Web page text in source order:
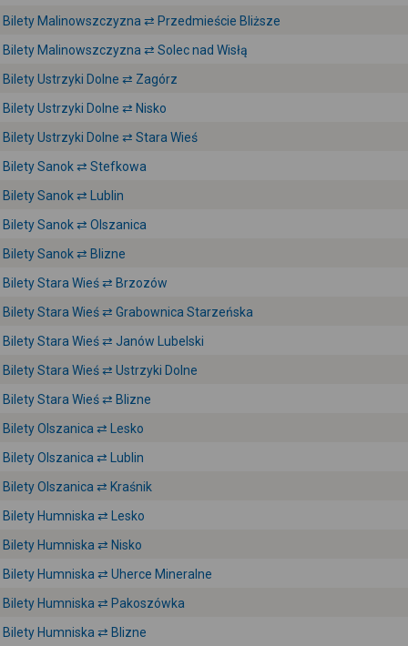
Bilety Malinowszczyzna ⇄ Przedmieście Bliższe
Bilety Malinowszczyzna ⇄ Solec nad Wisłą
Bilety Ustrzyki Dolne ⇄ Zagórz
Bilety Ustrzyki Dolne ⇄ Nisko
Bilety Ustrzyki Dolne ⇄ Stara Wieś
Bilety Sanok ⇄ Stefkowa
Bilety Sanok ⇄ Lublin
Bilety Sanok ⇄ Olszanica
Bilety Sanok ⇄ Blizne
Bilety Stara Wieś ⇄ Brzozów
Bilety Stara Wieś ⇄ Grabownica Starzeńska
Bilety Stara Wieś ⇄ Janów Lubelski
Bilety Stara Wieś ⇄ Ustrzyki Dolne
Bilety Stara Wieś ⇄ Blizne
Bilety Olszanica ⇄ Lesko
Bilety Olszanica ⇄ Lublin
Bilety Olszanica ⇄ Kraśnik
Bilety Humniska ⇄ Lesko
Bilety Humniska ⇄ Nisko
Bilety Humniska ⇄ Uherce Mineralne
Bilety Humniska ⇄ Pakoszówka
Bilety Humniska ⇄ Blizne